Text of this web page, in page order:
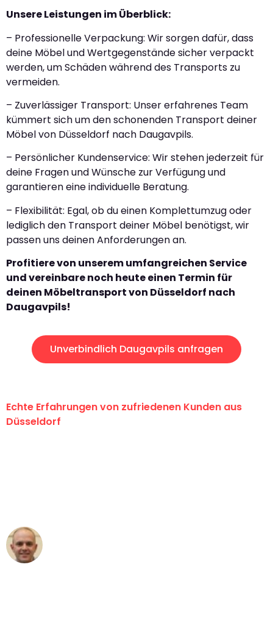
Unsere Leistungen im Überblick:
– Professionelle Verpackung: Wir sorgen dafür, dass
deine Möbel und Wertgegenstände sicher verpackt
werden, um Schäden während des Transports zu
vermeiden.
– Zuverlässiger Transport: Unser erfahrenes Team
kümmert sich um den schonenden Transport deiner
Möbel von Düsseldorf nach Daugavpils.
– Persönlicher Kundenservice: Wir stehen jederzeit für
deine Fragen und Wünsche zur Verfügung und
garantieren eine individuelle Beratung.
– Flexibilität: Egal, ob du einen Komplettumzug oder
lediglich den Transport deiner Möbel benötigst, wir
passen uns deinen Anforderungen an.
Profitiere von unserem umfangreichen Service
und vereinbare noch heute einen Termin für
deinen Möbeltransport von Düsseldorf nach
Daugavpils!
Unverbindlich Daugavpils anfragen
Echte Erfahrungen von zufriedenen Kunden aus
Düsseldorf